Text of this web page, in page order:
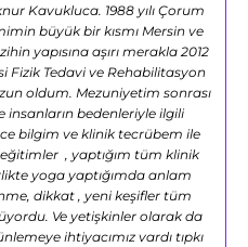
Kavukluca. 1988 yılı Çorum
büyük bir kısmı Mersin ve
yapısına aşırı merakla 2012
Fizik Tedavi ve Rehabilitasyon
oldum. Mezuniyetim sonrası
insanların bedenleriyle ilgili
bilgim ve klinik tecrübem ile
, yaptığım tüm klinik
yoga yaptığımda anlam
dikkat , yeni keşifler tüm
Ve yetişkinler olarak da
ihtiyacımız vardı tıpkı